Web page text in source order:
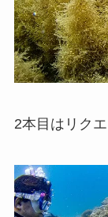
2本目はリク